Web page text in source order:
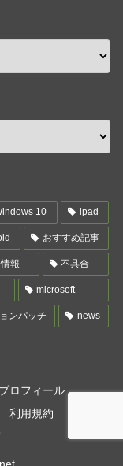
10 ipad
おすすめ記事
報 不具合
microsoft
ンパッチ news
プロフィール
利用規約